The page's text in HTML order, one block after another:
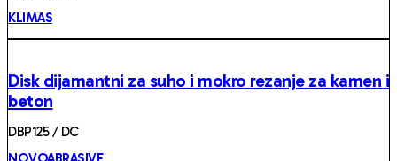
KLIMAS
Disk dijamantni za suho i mokro rezanje za kamen i
beton
DBP125 / DC